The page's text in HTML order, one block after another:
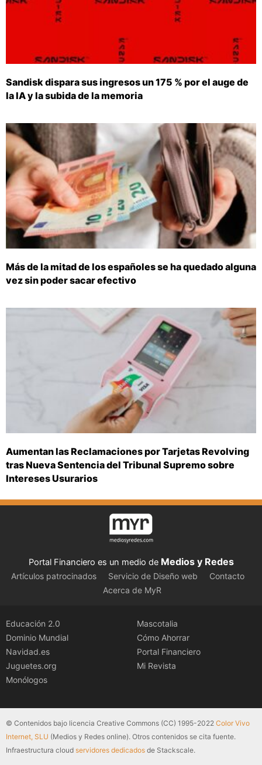
Sandisk dispara sus ingresos un 175 % por el auge de
la IA y la subida de la memoria
Más de la mitad de los españoles se ha quedado alguna
vez sin poder sacar efectivo
Aumentan las Reclamaciones por Tarjetas Revolving
tras Nueva Sentencia del Tribunal Supremo sobre
Intereses Usurarios
Portal Financiero es un medio de Medios y Redes
Artículos patrocinados Servicio de Diseño web
Contacto
Acerca de MyR
Educación 2.0
Dominio Mundial
Navidad.es
Juguetes.org
Monólogos
Mascotalia
Cómo Ahorrar
Portal Financiero
Mi Revista
© Contenidos bajo licencia Creative Commons (CC) 1995-2022 Color Vivo
Internet, SLU (Medios y Redes online). Otros contenidos se cita fuente.
Infraestructura cloud servidores dedicados de Stackscale.